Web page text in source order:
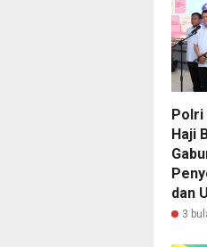
Polri
Haji
dan
3